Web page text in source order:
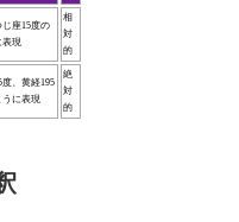
じ座15度の
表現
相
対
的
度、黄経195
うに表現
絶
対
的